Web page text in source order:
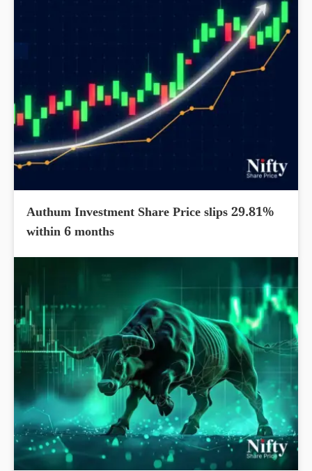
Authum Investment Share Price slips 29.81%
within 6 months